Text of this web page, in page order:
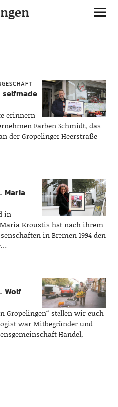
erinnern
Farben Schmidt, das
der Gröpelinger Heerstraße
Maria
in
Kroustis hat nach ihrem
in Bremen 1994 den
Wolf
Gröpelingen“ stellen wir euch
war Mitbegründer und
Handel,